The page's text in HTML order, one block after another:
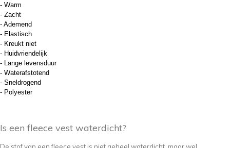
- Warm
- Zacht
- Ademend
- Elastisch
- Kreukt niet
- Huidvriendelijk
- Lange levensduur
- Waterafstotend
- Sneldrogend
- Polyester
Is een fleece vest waterdicht?